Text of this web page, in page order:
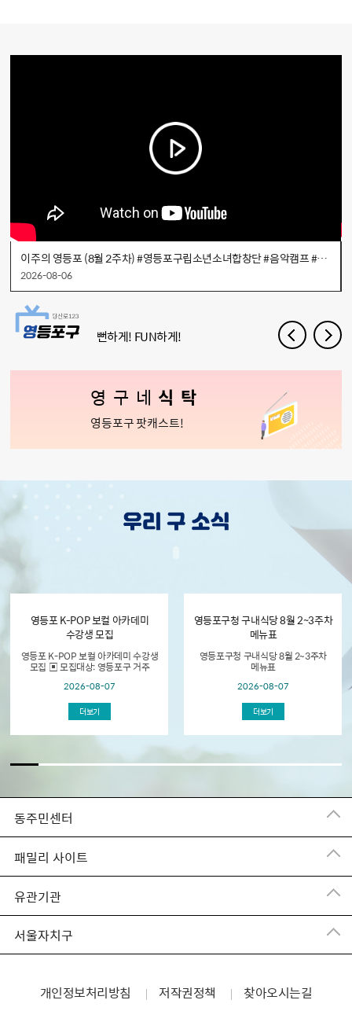
이주의 영등포 (8월 2주차) #영등포구립소년소녀합창단 #음악캠프 #대림1동 #취약계층 #여름나기꾸러미
2026-08-06
뻔하게! FUN하게!
영구네 식탁
영등포구 팟캐스트!
영등포 K-POP 보컬 아카데미
수강생 모집
영등포 K-POP 보컬 아카데미 수강생
모집 ▣ 모집대상: 영등포구 거주
8. 18.(화) 09:00 ~ 선착순 접수 ▣
교육개...
2026-08-07
더보기
영등포구청 구내식당 8월 2~3주차
메뉴표
영등포구청 구내식당 8월 2~3주차
메뉴표
2026-08-07
더보기
동주민센터
패밀리 사이트
유관기관
서울자치구
개인정보처리방침 저작권정책
찾아오시는길